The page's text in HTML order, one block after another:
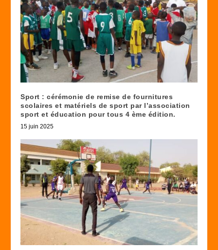
Sport : cérémonie de remise de fournitures
scolaires et matériels de sport par l’association
sport et éducation pour tous 4 ème édition.
15 juin 2025